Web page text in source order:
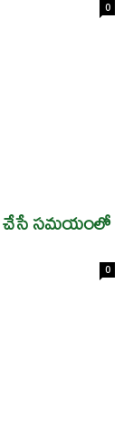
0
చేసే సమయంలో
0